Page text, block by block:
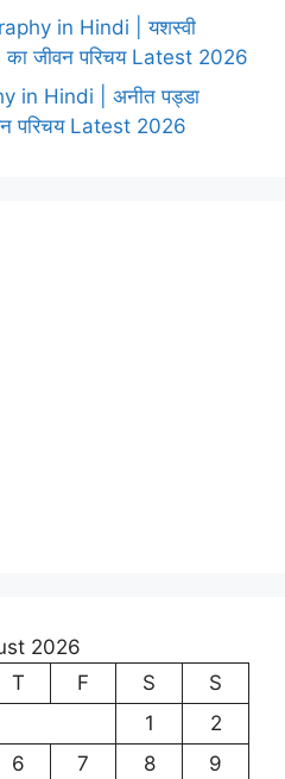
in Hindi | यशस्वी
का जीवन परिचय Latest 2026
in Hindi | अनीत पड्डा
परिचय Latest 2026
2026
T F S
S
1
2
6 7 8
9